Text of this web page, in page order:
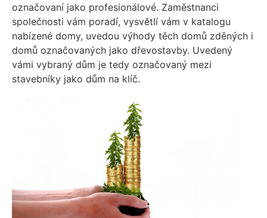
označovaní jako profesionálové. Zaměstnanci
společnosti vám poradí, vysvětlí vám v katalogu
nabízené domy, uvedou výhody těch domů zděných i
domů označovaných jako dřevostavby. Uvedený
vámi vybraný dům je tedy označovaný mezi
stavebníky jako dům na klíč.